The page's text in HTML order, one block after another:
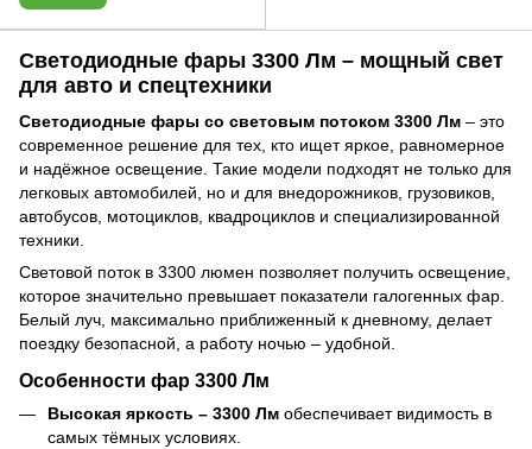
Светодиодные фары 3300 Лм – мощный свет
для авто и спецтехники
Светодиодные фары со световым потоком 3300 Лм – это
современное решение для тех, кто ищет яркое, равномерное
и надёжное освещение. Такие модели подходят не только для
легковых автомобилей, но и для внедорожников, грузовиков,
автобусов, мотоциклов, квадроциклов и специализированной
техники.
Световой поток в 3300 люмен позволяет получить освещение,
которое значительно превышает показатели галогенных фар.
Белый луч, максимально приближенный к дневному, делает
поездку безопасной, а работу ночью – удобной.
Особенности фар 3300 Лм
Высокая яркость – 3300 Лм обеспечивает видимость в
самых тёмных условиях.